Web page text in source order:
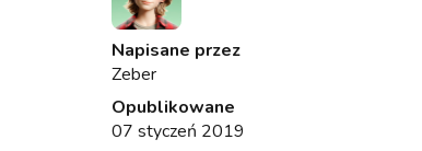
Napisane przez
Zeber
Opublikowane
07 styczeń 2019